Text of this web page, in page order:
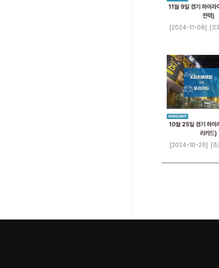
11월 9일 경기 하이
전력)
[2024-11-09]
[조
10월 25일 경기 하이
리카드)
[2024-10-25]
[